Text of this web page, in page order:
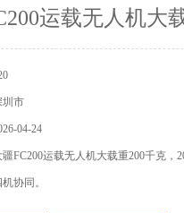
运载无人机大
圳市
04-24
FC200运载无人机大载重200千克，
协同。